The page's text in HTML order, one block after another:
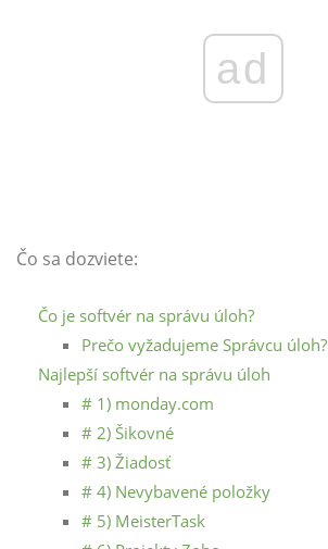
ad
Čo sa dozviete:
Čo je softvér na správu úloh?
Prečo vyžadujeme Správcu úloh?
Najlepší softvér na správu úloh
# 1) monday.com
# 2) Šikovné
# 3) Žiadosť
# 4) Nevybavené položky
# 5) MeisterTask